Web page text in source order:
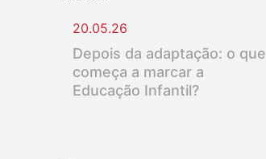
20.05.26
Depois da adaptação: o que
começa a marcar a
Educação Infantil?